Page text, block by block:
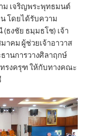
ม เจริญพระพุทธมนต์
โดยได้รับความ
ธงชัย ธมฺมธโช) เจ้า
าคม ผู้ช่วยเจ้าอาวาส
านการวางศิลาฤกษ์
รงครุฑ ให้กับทางคณะ